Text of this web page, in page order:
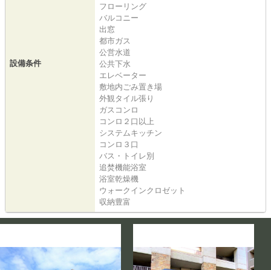
設備条件
フローリング
バルコニー
出窓
都市ガス
公営水道
公共下水
エレベーター
敷地内ごみ置き場
外観タイル張り
ガスコンロ
コンロ２口以上
システムキッチン
コンロ３口
バス・トイレ別
追焚機能浴室
浴室乾燥機
ウォークインクロゼット
収納豊富